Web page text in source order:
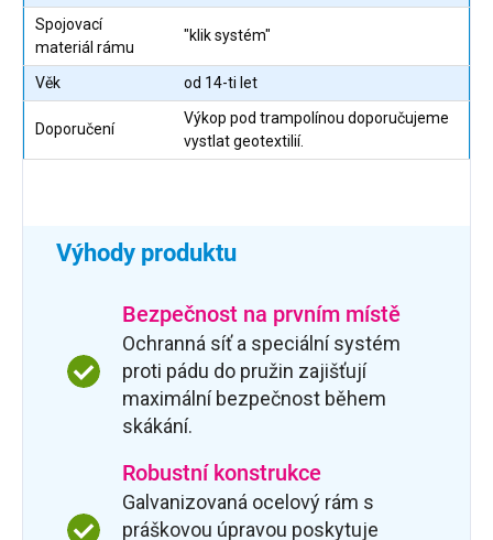
Spojovací
materiál rámu
"klik systém"
Věk od 14-ti let
Doporučení
Výkop pod trampolínou doporučujeme
vystlat geotextilií.
Výhody produktu
Bezpečnost na prvním místě
Ochranná síť a speciální systém
proti pádu do pružin zajišťují
maximální bezpečnost během
skákání.
Robustní konstrukce
Galvanizovaná ocelový rám s
práškovou úpravou poskytuje